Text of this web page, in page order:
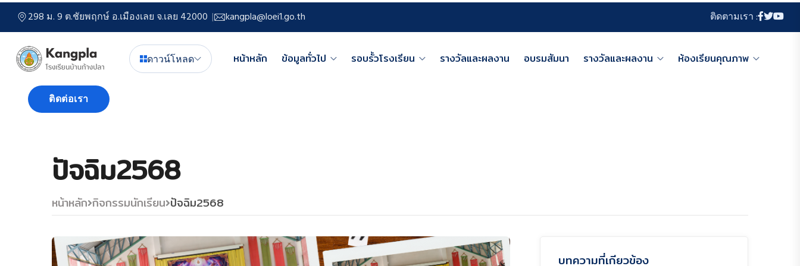
298 ม. 9 ต.ชัยพฤกษ์ อ.เมืองเลย จ.เลย 42000 kangpla@loei1.go.th ติดตามเรา :
ดาวน์โหลด หน้าหลัก ข้อมูลทั่วไป รอบรั้วโรงเรียน รางวัลและผลงาน อบรมสัมนา รางวัลและผลงาน ห้องเรียนคุณภาพ
ติดต่อเรา
ปัจฉิม2568
หน้าหลัก กิจกรรมนักเรียน ปัจฉิม2568
บทความที่เกียวข้อง